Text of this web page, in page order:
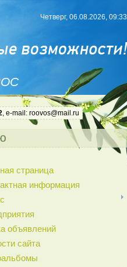
Четверг, 06.08.2026, 09:33
, e-mail: roovos@mail.ru
страница
информация
объявлений
сайта